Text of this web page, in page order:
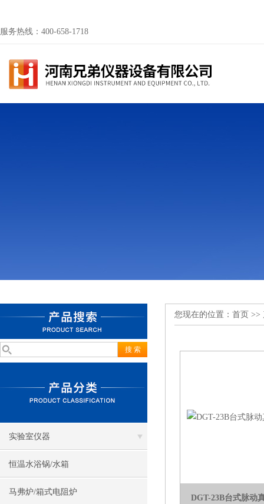
服务热线：400-658-1718
实验室仪器
恒温水浴锅/水箱
马弗炉/箱式电阻炉
您现在的位置： 首页 >>
DGT-23B台式脉动